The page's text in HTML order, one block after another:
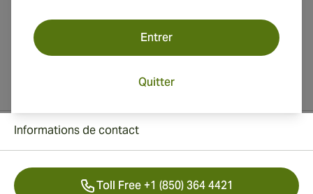
Entrer
Quitter
Informations de contact
Toll Free +1 (850) 364 4421